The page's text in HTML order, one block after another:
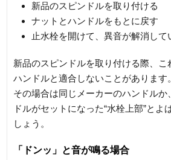
新品のスピンドルを取り付ける
ナットとハンドルをもとに戻す
止水栓を開けて、異音が解消し
新品のスピンドルを取り付ける際、こ
ハンドルと適合しないことがあります。
その場合は同じメーカーのハンドルか
ドルがセットになった“水栓上部”とよ
しょう。
「ドンッ」と音が鳴る場合